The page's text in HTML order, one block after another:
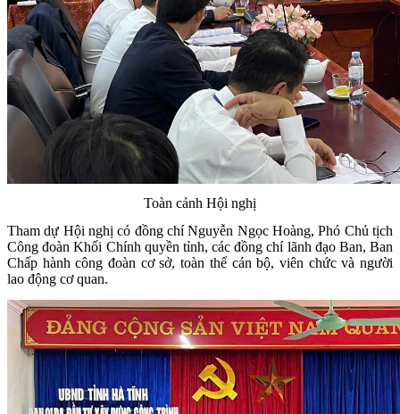
Toàn cảnh Hội nghị
Tham dự Hội nghị có đồng chíNguyễn Ngọc Hoàng, Phó Chủ tịch
Công đoàn Khối Chính quyền tỉnh, các đồng chí lãnh đạo Ban, Ban
Chấp hành công đoàn cơ sở, toàn thể cán bộ, viên chức và người
lao động cơ quan.